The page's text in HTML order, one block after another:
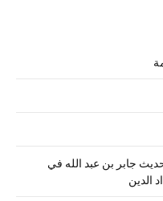
روائع السيرة الذهبية ( 10 ) : حديث جابر بن عبد الله في
الدين